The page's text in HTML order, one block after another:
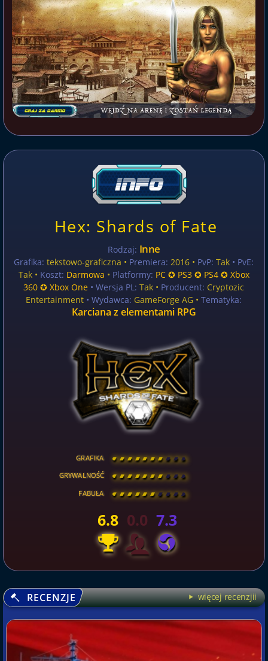
Hex: Shards of Fate
Rodzaj: Inne
Grafika: tekstowo-graficzna • Premiera: 2016 • PvP: Tak • PvE:
Tak • Koszt: Darmowa • Platformy: PC ✪ PS3 ✪ PS4 ✪ Xbox
360 ✪ Xbox One • Wersja PL: Tak • Producent: Cryptozic
Entertainment • Wydawca: GameForge AG •Tematyka:
Karciana z elementami RPG
GRAFIKA [ \ \ \ \ \ \ \ \ ]
GRYWALNOŚĆ [ \ \ \ \ \ \ \ \ ]
FABUŁA [ \ \ \ \ \ \ \ \ ]
6.8 0.0 7.3
RECENZJE więcej recenzjii